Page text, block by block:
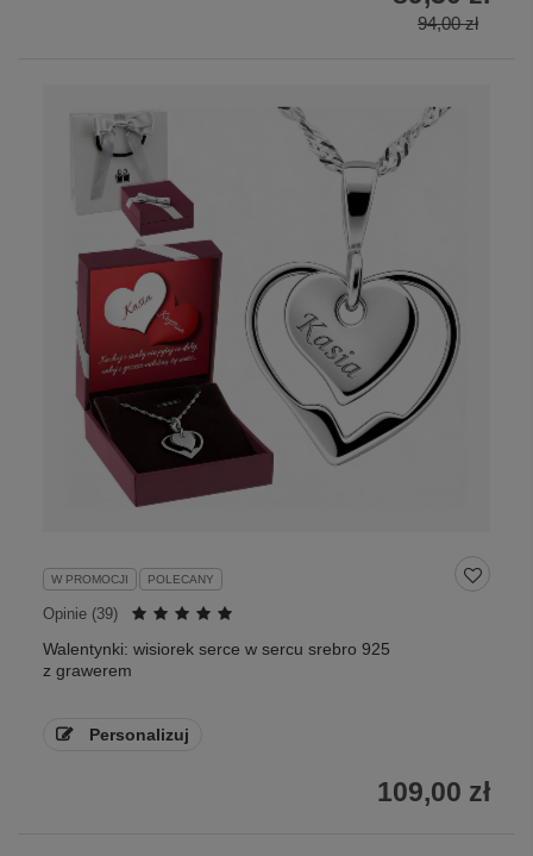
94,00 zł
W PROMOCJI POLECANY
Opinie (39)
Walentynki: wisiorek serce w sercu srebro 925
z grawerem
Personalizuj
109,00 zł